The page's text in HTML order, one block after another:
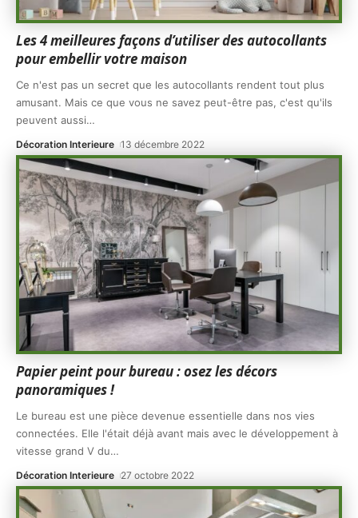
Les 4 meilleures façons d’utiliser des autocollants
pour embellir votre maison
Ce n'est pas un secret que les autocollants rendent tout plus
amusant. Mais ce que vous ne savez peut-être pas, c'est qu'ils
peuvent aussi…
Décoration Interieure 13 décembre 2022
Papier peint pour bureau : osez les décors
panoramiques !
Le bureau est une pièce devenue essentielle dans nos vies
connectées. Elle l'était déjà avant mais avec le développement à
vitesse grand V du…
Décoration Interieure 27 octobre 2022